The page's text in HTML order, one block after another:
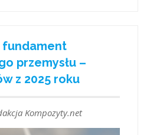
fundament
przemysłu –
z 2025 roku
Kompozyty.net